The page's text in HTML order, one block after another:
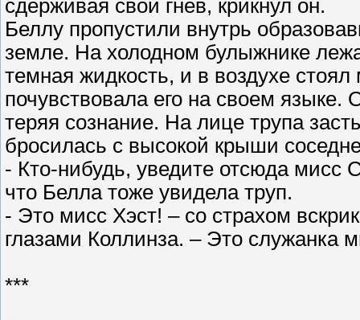
сдерживая свой гнев, крикнул он.
Беллу пропустили внутрь
земле. На холодном булыжнике
темная жидкость, и в воздухе
почувствовала его на своем
теряя сознание. На лице трупа
бросилась с высокой крыши
- Кто-нибудь, уведите отсюда мисс
что Белла тоже увидела труп.
- Это мисс Хэст! – со страхом
глазами Коллинза. – Это служанка
***